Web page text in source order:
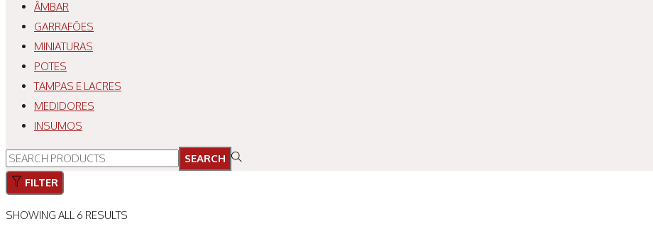
ÂMBAR
GARRAFÕES
MINIATURAS
POTES
TAMPAS E LACRES
MEDIDORES
INSUMOS
SEARCH
FILTER
SHOWING ALL 6 RESULTS